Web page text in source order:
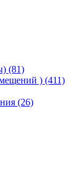
(81)
) (411)
(26)